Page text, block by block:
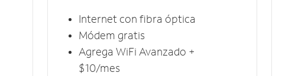
Internet con fibra óptica
Módem gratis
Agrega WiFi Avanzado +
$10/mes